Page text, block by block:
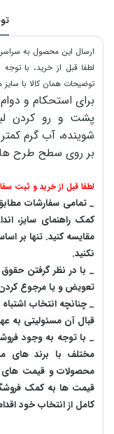
ارسال این محصول به
لطفا قبل از خرید، با
توضیحات همان کالا با
برای استحکام و
پشت و رو کردن
بر روی سطح طرح
لطفا قبل از خرید و ثبت
_ تمامی سفارشات
کمک راهنمای سایز،
مقایسه کنید. تنها بر
نکنید.
_ با در نظر گرفتن
تعویض و یا مرجوع کردن
_ چنانچه انتخاب
قبال آن مسئولیتی به
_ با توجه به‌ وجود
مختلف با برند های
محصولات و قیمت های
قیمت ها به کمک
کامل از انتخاب خود